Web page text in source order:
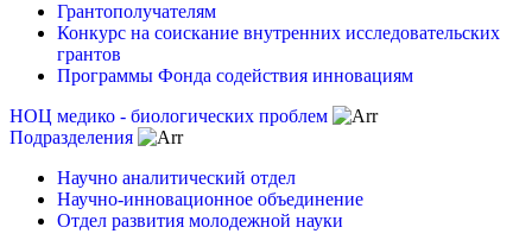
Грантополучателям
Конкурс на соискание внутренних исследовательских
грантов
Программы Фонда содействия инновациям
НОЦ медико - биологических проблем
Подразделения
Научно аналитический отдел
Научно-инновационное объединение
Отдел развития молодежной науки